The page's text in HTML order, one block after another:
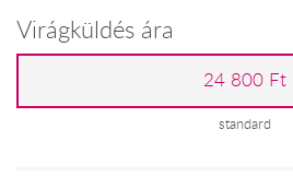
Virágküldés ára
24 800 Ft
standard